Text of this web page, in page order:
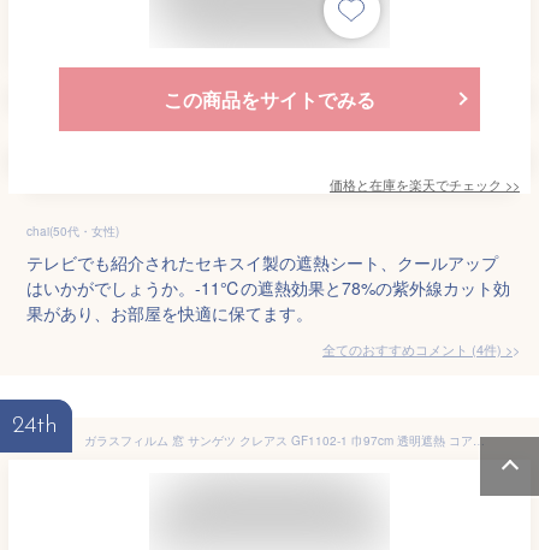
この商品をサイトでみる
価格と在庫を楽天でチェック >>
chai(50代・女性)
テレビでも紹介されたセキスイ製の遮熱シート、クールアップ
はいかがでしょうか。-11℃の遮熱効果と78%の紫外線カット効
果があり、お部屋を快適に保てます。
全てのおすすめコメント (4件) >
24th
ガラスフィルム 窓 サンゲツ クレアス GF1102-1 巾97cm 透明遮熱 コア70 窓用フィルム 遮熱フィルム 遮熱シート 断熱フィルム 断熱シート 透明 クリア UVカット 紫外線カット 飛散防止 防虫忌避 ハードコート